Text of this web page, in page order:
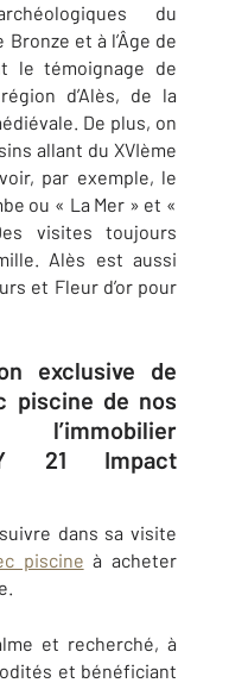
du
Bronze et à l’Âge de
le témoignage de
d’Alès, de la
De plus, on
allant du XVIème
par exemple, le
ou « La Mer » et «
visites toujours
Alès est aussi
et Fleur d’or pour
exclusive de
piscine de nos
21 Impact
dans sa visite
piscine à acheter
et recherché, à
et bénéficiant